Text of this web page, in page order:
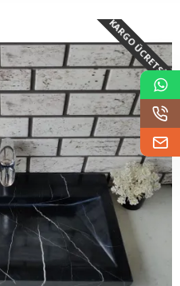
KARGO ÜCRETSIZ!